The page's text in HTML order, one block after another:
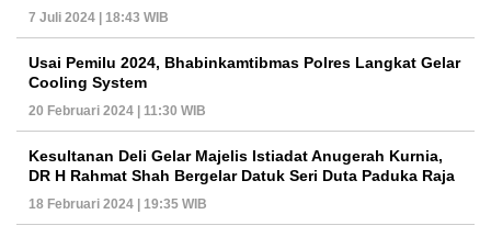
7 Juli 2024 | 18:43 WIB
Usai Pemilu 2024, Bhabinkamtibmas Polres Langkat Gelar
Cooling System
20 Februari 2024 | 11:30 WIB
Kesultanan Deli Gelar Majelis Istiadat Anugerah Kurnia,
DR H Rahmat Shah Bergelar Datuk Seri Duta Paduka Raja
18 Februari 2024 | 19:35 WIB